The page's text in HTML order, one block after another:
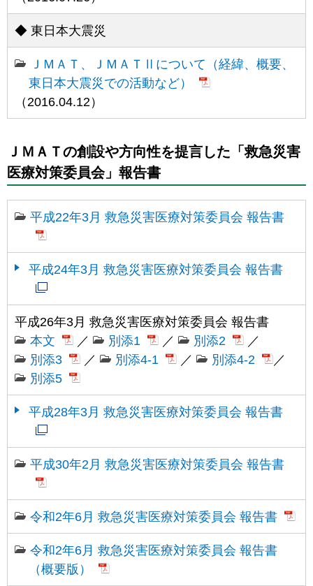
◆ 東日本大震災
ＪＭＡＴ、ＪＭＡＴⅡについて（経緯、概要、
東日本大震災での活動など）
（2016.04.12）
ＪＭＡＴの創設や方向性を提言した「救急災害
医療対策委員会」報告書
平成22年3月 救急災害医療対策委員会 報告書
平成24年3月 救急災害医療対策委員会 報告書
平成26年3月 救急災害医療対策委員会 報告書
本文
／ 別添1 ／ 別添2
／
別添3
／ 別添4-1 ／ 別添4-2
／
別添5
平成28年3月 救急災害医療対策委員会 報告書
平成30年2月 救急災害医療対策委員会 報告書
令和2年6月 救急災害医療対策委員会 報告書
令和2年6月 救急災害医療対策委員会 報告書
（概要版）